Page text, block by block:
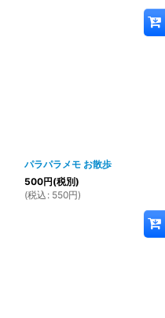
パラパラメモ お散歩
500円(税別)
(税込 : 550円)